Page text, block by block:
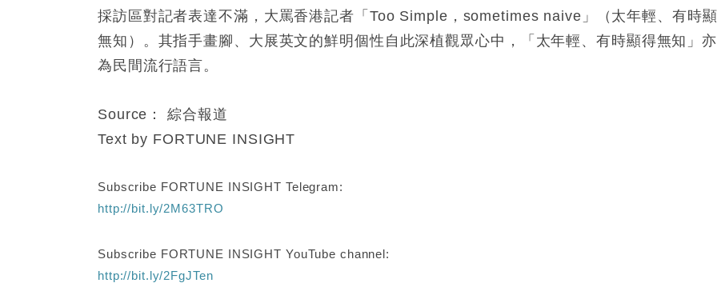
採訪區對記者表達不滿，大罵香港記者「Too Simple，sometimes naive」（太年輕、有時
無知）。其指手畫腳、大展英文的鮮明個性自此深植觀眾心中，「太年輕、有時顯得無知」
為民間流行語言。
Source： 綜合報道
Text by FORTUNE INSIGHT
Subscribe FORTUNE INSIGHT Telegram:
http://bit.ly/2M63TRO
Subscribe FORTUNE INSIGHT YouTube channel:
http://bit.ly/2FgJTen